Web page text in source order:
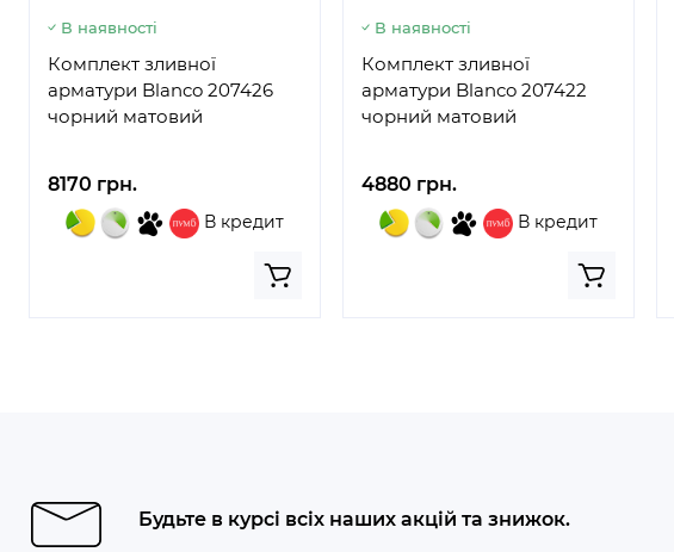
В наявності
Комплект зливної
арматури Blanco 207426
чорний матовий
8170 грн.
В кредит
В наявності
Комплект зливної
арматури Blanco 207422
чорний матовий
4880 грн.
В кредит
Будьте в курсі всіх наших акцій та знижок.